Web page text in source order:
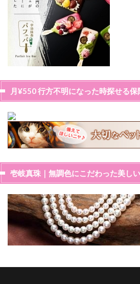
月¥550 行方不明になった時探せる保
壱岐真珠｜無調色にこだわった美し